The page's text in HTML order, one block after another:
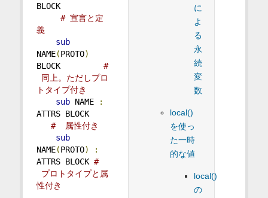
に
よ
る
永
続
変
数
local()
を使っ
た一時
的な値
local()
の
BLOCK
# 宣言と定
義
sub
NAME(PROTO)
BLOCK #
同上。ただしプロ
トタイプ付き
sub NAME
:
ATTRS BLOCK
#  属性付き
sub
NAME(PROTO)
:
ATTRS BLOCK #
プロトタイプと属
性付き